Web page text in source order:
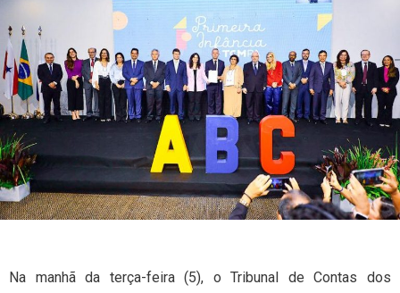
Na manhã da terça-feira (5), o Tribunal de Contas dos